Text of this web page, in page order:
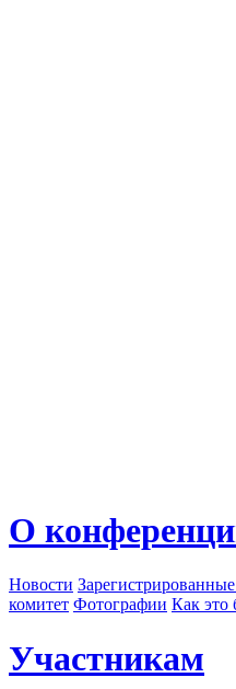
О
Новости
комитет Фотографии Как это
Участникам